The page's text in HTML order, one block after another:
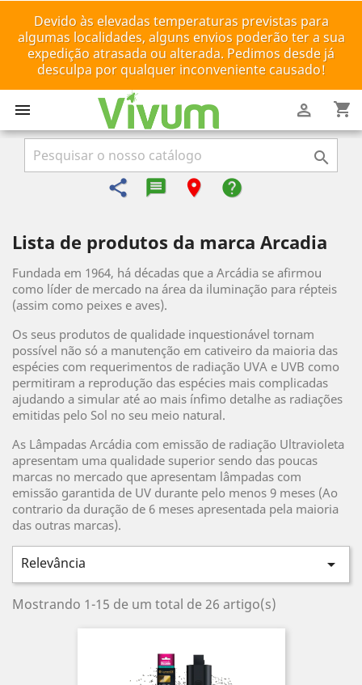
Devido às elevadas temperaturas previstas para
algumas localidades, alguns envios poderão ter a sua
expedição atrasada ou alterada. Pedimos desde já
desculpa por qualquer inconveniente causado!
 shopping_cart


share message-reply-text
room help
Lista de produtos da marca Arcadia
Fundada em 1964, há décadas que a Arcádia se afirmou
como líder de mercado na área da iluminação para répteis
(assim como peixes e aves).
Os seus produtos de qualidade inquestionável tornam
possível não só a manutenção em cativeiro da maioria das
espécies com requerimentos de radiação UVA e UVB como
permitiram a reprodução das espécies mais complicadas
ajudando a simular até ao mais ínfimo detalhe as radiações
emitidas pelo Sol no seu meio natural.
As Lâmpadas Arcádia com emissão de radiação Ultravioleta
apresentam uma qualidade superior sendo das poucas
marcas no mercado que apresentam lâmpadas com
emissão garantida de UV durante pelo menos 9 meses (Ao
contrario da duração de 6 meses apresentada pela maioria
das outras marcas).
Relevância 
Mostrando 1-15 de um total de 26 artigo(s)